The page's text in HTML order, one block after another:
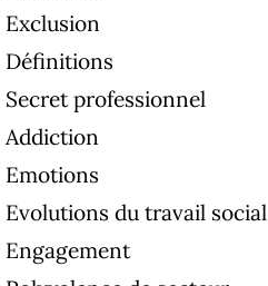
Exclusion
Définitions
Secret professionnel
Addiction
Emotions
Evolutions du travail social
Engagement